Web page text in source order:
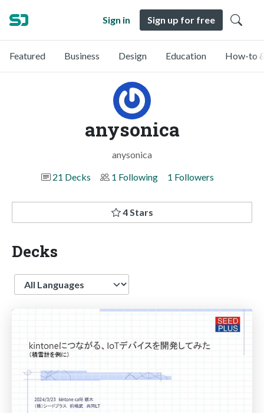
Sign in Sign up for free
Featured Business Design Education How-to
anysonica
anysonica
21 Decks
1 Following 1 Followers
4 Stars
Decks
Language